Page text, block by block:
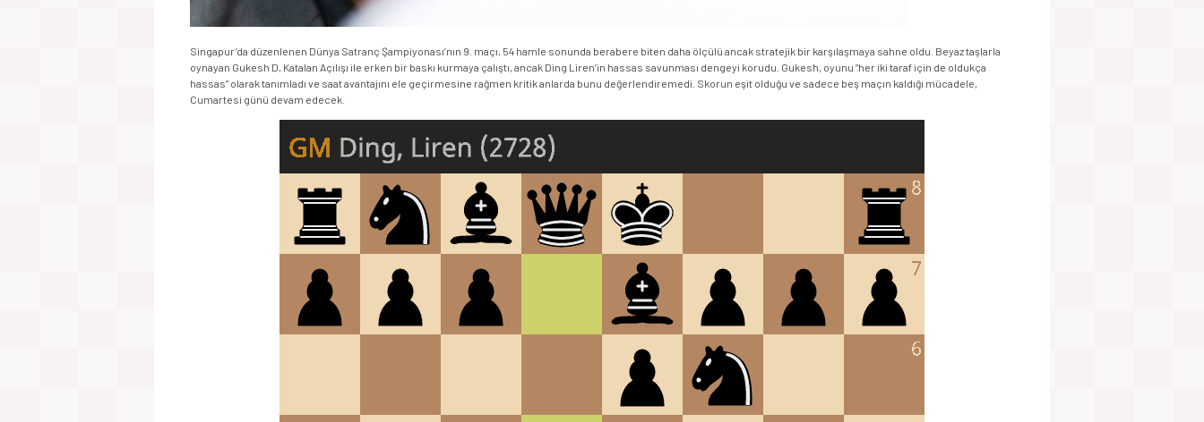
Singapur’da düzenlenen Dünya Satranç Şampiyonası’nın 9. maçı, 54 hamle sonunda berabere biten daha ölçülü ancak stratejik bir karşılaşmaya sahne oldu. Beyaz taşlarla
oynayan Gukesh D, Katalan Açılışı ile erken bir baskı kurmaya çalıştı, ancak Ding Liren’in hassas savunması dengeyi korudu. Gukesh, oyunu “her iki taraf için de oldukça
hassas” olarak tanımladı ve saat avantajını ele geçirmesine rağmen kritik anlarda bunu değerlendiremedi. Skorun eşit olduğu ve sadece beş maçın kaldığı mücadele,
Cumartesi günü devam edecek.